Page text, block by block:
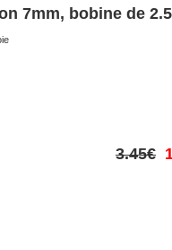
7mm, bobine de
3.45€